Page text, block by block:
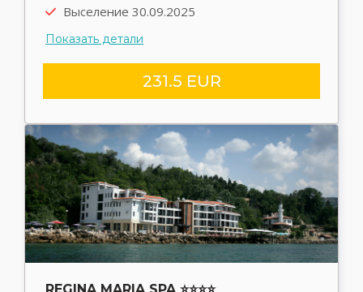
Выселение 30.09.2025
Показать детали
231.5 EUR